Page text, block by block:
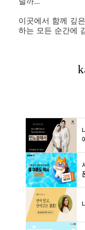
이곳에서 함께 깊
하는 모든 순간에